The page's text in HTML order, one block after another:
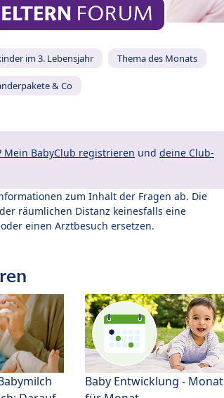
im 3. Lebensjahr Thema des Monats
& Co
Mein BabyClub registrieren und deine Club-
zum Inhalt der Fragen ab. Die
räumlichen Distanz keinesfalls eine
einen Arztbesuch ersetzen.
Baby Entwicklung - Monat